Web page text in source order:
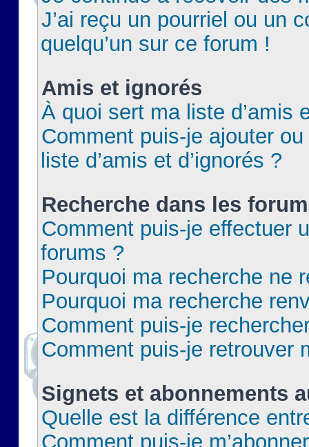
J’ai reçu un pourriel ou un
quelqu’un sur ce forum !
Amis et ignorés
À quoi sert ma liste d’amis
Comment puis-je ajouter
liste d’amis et d’ignorés ?
Recherche dans les
Comment puis-je effectuer
forums ?
Pourquoi ma recherche ne
Pourquoi ma recherche
Comment puis-je
Comment puis-je retrouver
Signets et abonnements
Quelle est la différence
Comment puis-je